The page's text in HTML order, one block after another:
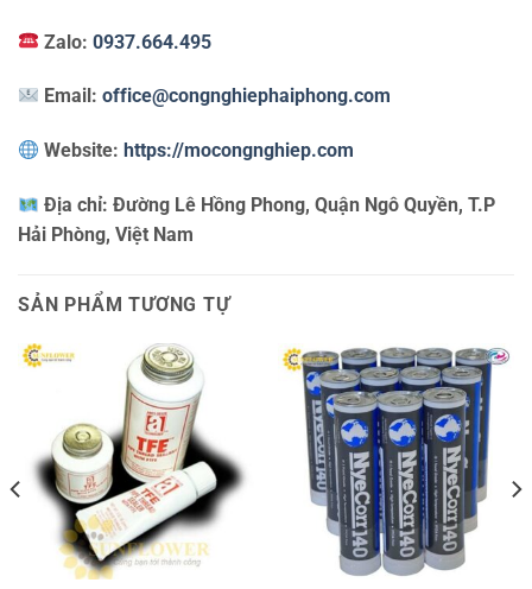
Zalo:0937.664.495
Email:office@congnghiephaiphong.com
Website: https://mocongnghiep.com
Địa chỉ:Đường Lê Hồng Phong, Quận Ngô Quyền, T.P
Hải Phòng, Việt Nam
SẢN PHẨM TƯƠNG TỰ